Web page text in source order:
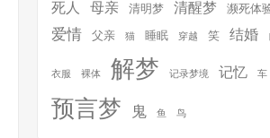
死人 母亲 清明梦 清醒梦 濒死体
爱情 父亲 猫 睡眠 穿越 笑 结婚
衣服 裸体 解梦 记录梦境 记忆 车
预言梦 鬼 鱼 鸟